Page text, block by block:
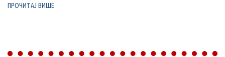
ПРОЧИТАЈ ВИШЕ